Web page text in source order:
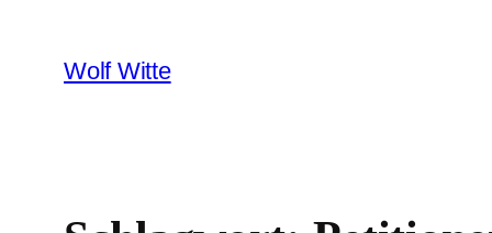
Inhalt
springen
Wolf Witte